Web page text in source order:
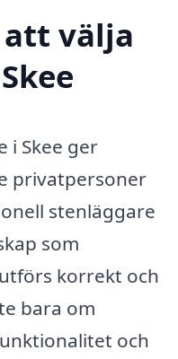
att välja
i Skee ger
privatpersoner
stenläggare
som
korrekt och
bara om
och